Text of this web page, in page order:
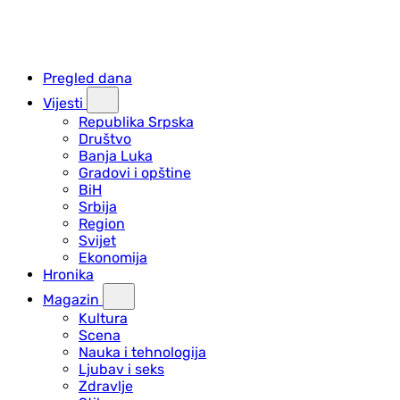
Pregled dana
Vijesti
Republika Srpska
Društvo
Banja Luka
Gradovi i opštine
BiH
Srbija
Region
Svijet
Ekonomija
Hronika
Magazin
Kultura
Scena
Nauka i tehnologija
Ljubav i seks
Zdravlje